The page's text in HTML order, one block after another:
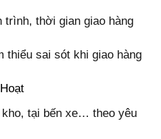
trình, thời gian giao hàng
thiểu sai sót khi giao hàng
tại bến xe… theo yêu